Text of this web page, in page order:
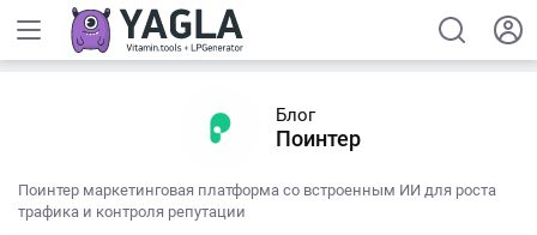
Блог
Поинтер
Поинтер маркетинговая платформа со встроенным ИИ для роста
трафика и контроля репутации